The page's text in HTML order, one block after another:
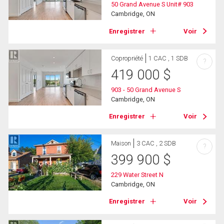
50 Grand Avenue S Unit# 903
Cambridge, ON
Enregistrer Voir
Copropriété 1 CAC , 1 SDB
419 000 $
903 - 50 Grand Avenue S
Cambridge, ON
Enregistrer Voir
?
Maison 3 CAC , 2 SDB
399 900 $
229 Water Street N
Cambridge, ON
Enregistrer Voir
?